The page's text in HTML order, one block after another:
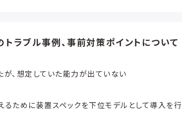
ラブル事例、事前対策ポイントについて
、想定していた能力が出ていない
るために装置スペックを下位モデルとして導入を